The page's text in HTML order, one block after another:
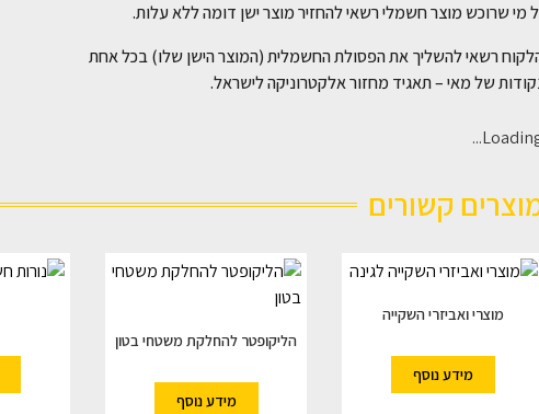
מי שרוכש מוצר חשמלי רשאי להחזיר מוצר ישן דומה ללא עלות.
רשאי להשליך את הפסולת החשמלית (המוצר הישן שלו) בכל אחת
של מאי – תאגיד מחזור אלקטרוניקה לישראל.
קשורים
מוצרי ואביזרי השקייה
מידע נוסף
הליקופטר להחלקת משטחי בטון
מידע נוסף